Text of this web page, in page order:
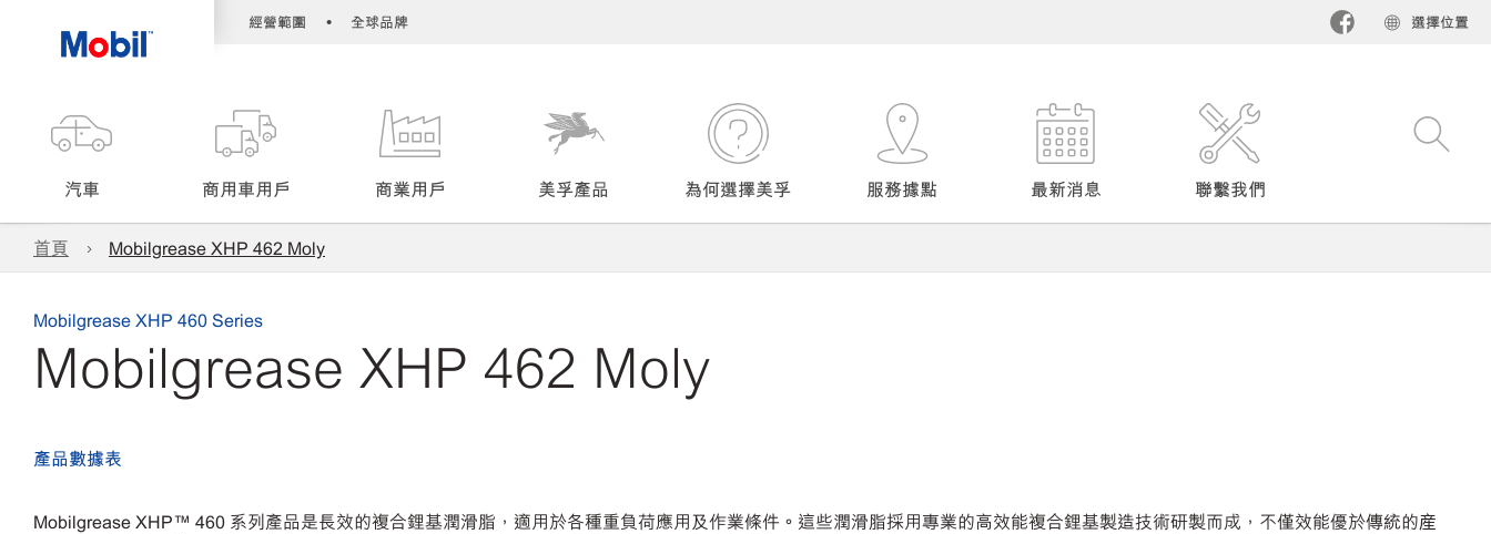
經營範圍 • 全球品牌 選擇位置​
汽車 商用車用戶 商業用戶 美孚產品 為何選擇美孚 服務據點 最新消息 聯繫我們
首頁 Mobilgrease XHP 462 Moly
Mobilgrease XHP 460 Series
Mobilgrease XHP 462 Moly
產品數據表
Mobilgrease XHP™ 460 系列產品是長效的複合鋰基潤滑脂，適用於各種重負荷應用及作業條件。這些潤滑脂採用專業的高效能複合鋰基製造技術研製而成，不僅效能優於傳統的産